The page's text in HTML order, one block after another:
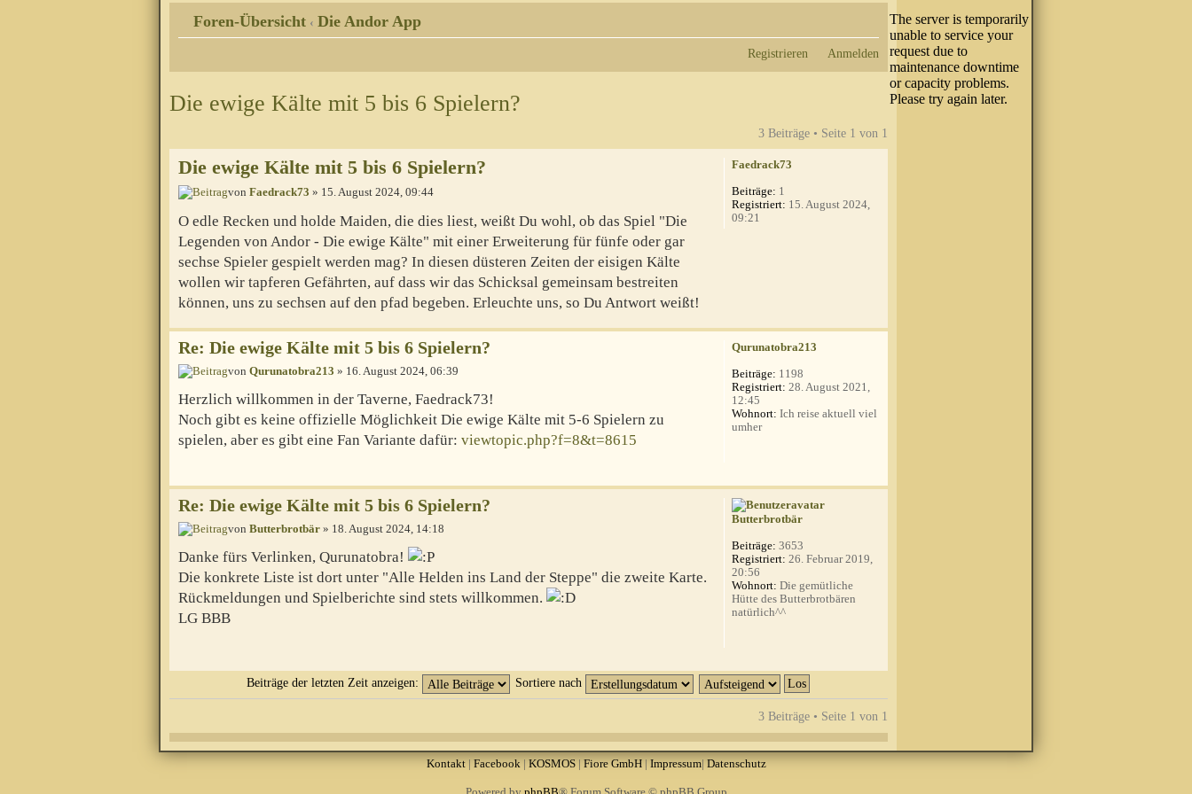
Foren-Übersicht ‹ Die Andor App
Registrieren Anmelden
Die ewige Kälte mit 5 bis 6 Spielern?
3 Beiträge • Seite 1 von 1
Die ewige Kälte mit 5 bis 6 Spielern?
von Faedrack73 » 15. August 2024, 09:44
O edle Recken und holde Maiden, die dies liest, weißt Du wohl, ob das Spiel "Die
Legenden von Andor - Die ewige Kälte" mit einer Erweiterung für fünfe oder gar
sechse Spieler gespielt werden mag? In diesen düsteren Zeiten der eisigen Kälte
wollen wir tapferen Gefährten, auf dass wir das Schicksal gemeinsam bestreiten
können, uns zu sechsen auf den pfad begeben. Erleuchte uns, so Du Antwort weißt!
Faedrack73
Beiträge: 1
Registriert: 15. August 2024,
09:21
Re: Die ewige Kälte mit 5 bis 6 Spielern?
von Qurunatobra213 » 16. August 2024, 06:39
Herzlich willkommen in der Taverne, Faedrack73!
Noch gibt es keine offizielle Möglichkeit Die ewige Kälte mit 5-6 Spielern zu
spielen, aber es gibt eine Fan Variante dafür: viewtopic.php?f=8&t=8615
Qurunatobra213
Beiträge: 1198
Registriert: 28. August 2021,
12:45
Wohnort: Ich reise aktuell viel
umher
Re: Die ewige Kälte mit 5 bis 6 Spielern?
von Butterbrotbär » 18. August 2024, 14:18
Danke fürs Verlinken, Qurunatobra!
Die konkrete Liste ist dort unter "Alle Helden ins Land der Steppe" die zweite Karte.
Rückmeldungen und Spielberichte sind stets willkommen.
LG BBB
Butterbrotbär
Beiträge: 3653
Registriert: 26. Februar 2019,
20:56
Wohnort: Die gemütliche
Hütte des Butterbrotbären
natürlich^^
Beiträge der letzten Zeit anzeigen: Sortiere nach
3 Beiträge • Seite 1 von 1
Kontakt| Facebook | KOSMOS| Fiore GmbH| Impressum| Datenschutz